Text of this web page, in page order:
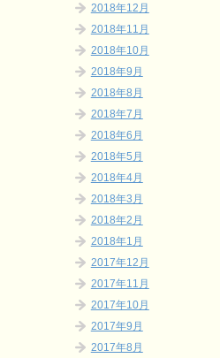
2018年12月
2018年11月
2018年10月
2018年9月
2018年8月
2018年7月
2018年6月
2018年5月
2018年4月
2018年3月
2018年2月
2018年1月
2017年12月
2017年11月
2017年10月
2017年9月
2017年8月